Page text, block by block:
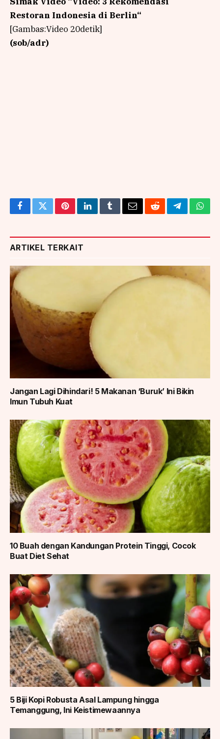
Restoran Indonesia di Berlin“
[Gambas:Video 20detik]
(sob/adr)
FacebookTwitterPinterestLinkedInTumblrEmailRedditTelegram
ARTIKEL TERKAIT
Jangan Lagi Dihindari! 5 Makanan ‘Buruk’ Ini Bikin
Imun Tubuh Kuat
10 Buah dengan Kandungan Protein Tinggi, Cocok
Buat Diet Sehat
5 Biji Kopi Robusta Asal Lampung hingga
Temanggung, Ini Keistimewaannya